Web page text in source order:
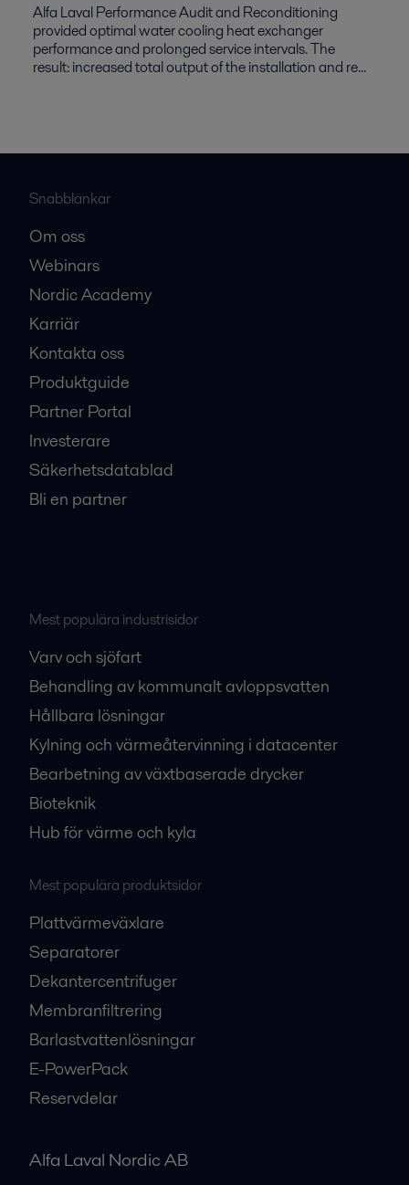
Alfa Laval Performance Audit and Reconditioning
provided optimal water cooling heat exchanger
performance and prolonged service intervals. The
result: increased total output of the installation and re...
Snabblänkar
Om oss
Webinars
Nordic Academy
Karriär
Kontakta oss
Produktguide
Partner Portal
Investerare
Säkerhetsdatablad
Bli en partner
Mest populära industrisidor
Varv och sjöfart
Behandling av kommunalt avloppsvatten
Hållbara lösningar
Kylning och värmeåtervinning i datacenter
Bearbetning av växtbaserade drycker
Bioteknik
Hub för värme och kyla
Mest populära produktsidor
Plattvärmeväxlare
Separatorer
Dekantercentrifuger
Membranfiltrering
Barlastvattenlösningar
E-PowerPack
Reservdelar
Alfa Laval Nordic AB